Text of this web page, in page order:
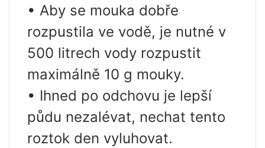
• Aby se mouka dobře
rozpustila ve vodě, je nutné v
500 litrech vody rozpustit
maximálně 10 g mouky.
• Ihned po odchovu je lepší
půdu nezalévat, nechat tento
roztok den vyluhovat.